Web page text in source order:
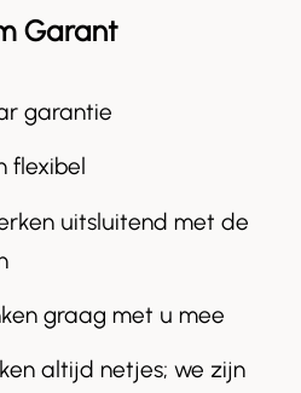
Garant
garantie
flexibel
uitsluitend met de
graag met u mee
altijd netjes; we zijn